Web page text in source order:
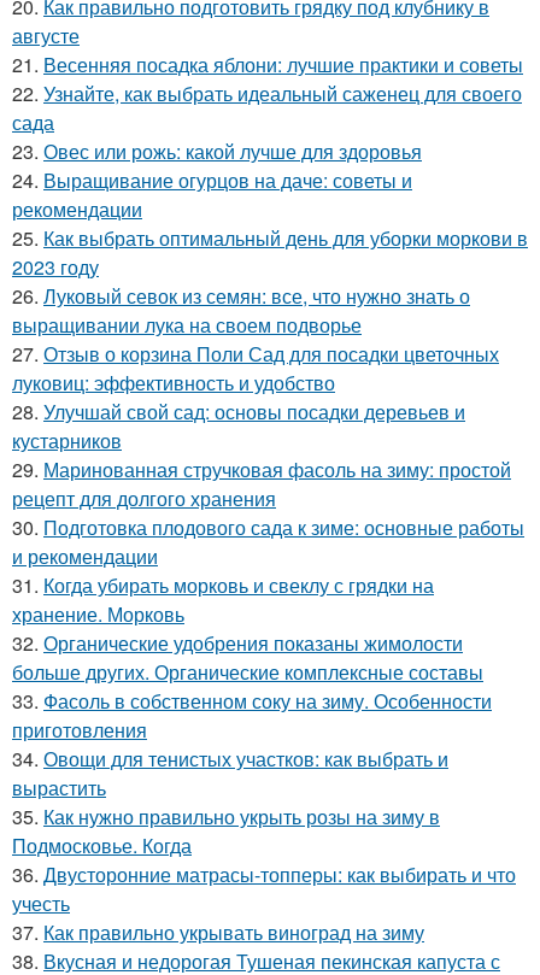
20. Как правильно подготовить грядку под клубнику в
августе
21. Весенняя посадка яблони: лучшие практики и советы
22. Узнайте, как выбрать идеальный саженец для своего
сада
23. Овес или рожь: какой лучше для здоровья
24. Выращивание огурцов на даче: советы и
рекомендации
25. Как выбрать оптимальный день для уборки моркови в
2023 году
26. Луковый севок из семян: все, что нужно знать о
выращивании лука на своем подворье
27. Отзыв о корзина Поли Сад для посадки цветочных
луковиц: эффективность и удобство
28. Улучшай свой сад: основы посадки деревьев и
кустарников
29. Маринованная стручковая фасоль на зиму: простой
рецепт для долгого хранения
30. Подготовка плодового сада к зиме: основные работы
и рекомендации
31. Когда убирать морковь и свеклу с грядки на
хранение. Морковь
32. Органические удобрения показаны жимолости
больше других. Органические комплексные составы
33. Фасоль в собственном соку на зиму. Особенности
приготовления
34. Овощи для тенистых участков: как выбрать и
вырастить
35. Как нужно правильно укрыть розы на зиму в
Подмосковье. Когда
36. Двусторонние матрасы-топперы: как выбирать и что
учесть
37. Как правильно укрывать виноград на зиму
38. Вкусная и недорогая Тушеная пекинская капуста с